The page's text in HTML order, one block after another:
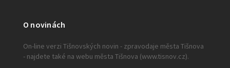
O novinách
On-line verzi Tišnovských novin - zpravodaje města Tišnova
- najdete také na webu města Tišnova (www.tisnov.cz).